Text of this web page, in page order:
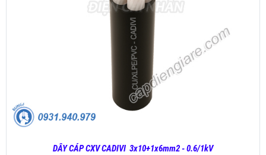
DÂY CÁP CXV CADIVI 3x10+1x6mm2 - 0.6/1kV